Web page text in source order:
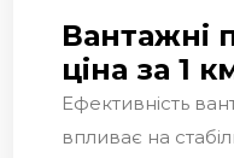
Вантажні
ціна за 1
Ефективність
впливає на